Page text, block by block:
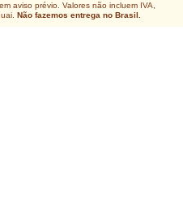
aviso prévio. Valores não incluem IVA,
Não fazemos entrega no Brasil.